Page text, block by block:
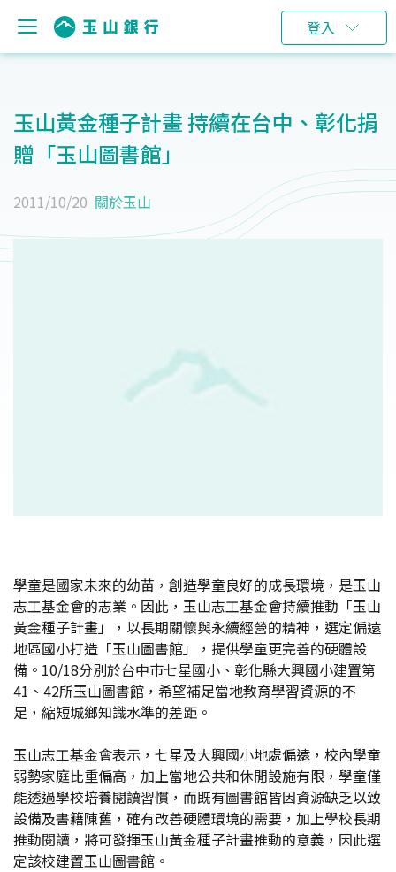
登入
玉山黃金種子計畫 持續在台中、彰化捐
贈「玉山圖書館」
2011/10/20 關於玉山
學童是國家未來的幼苗，創造學童良好的成長環境，是玉山
志工基金會的志業。因此，玉山志工基金會持續推動「玉山
黃金種子計畫」，以長期關懷與永續經營的精神，選定偏遠
地區國小打造「玉山圖書館」，提供學童更完善的硬體設
備。10/18分別於台中巿七星國小、彰化縣大興國小建置第
41、42所玉山圖書館，希望補足當地教育學習資源的不
足，縮短城鄉知識水準的差距。
玉山志工基金會表示，七星及大興國小地處偏遠，校內學童
弱勢家庭比重偏高，加上當地公共和休閒設施有限，學童僅
能透過學校培養閱讀習慣，而既有圖書館皆因資源缺乏以致
設備及書籍陳舊，確有改善硬體環境的需要，加上學校長期
推動閱讀，將可發揮玉山黃金種子計畫推動的意義，因此選
定該校建置玉山圖書館。